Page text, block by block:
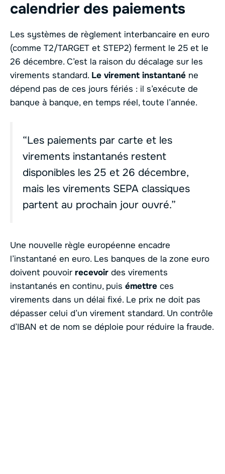
calendrier des paiements
Les systèmes de règlement interbancaire en euro
(comme T2/TARGET et STEP2) ferment le 25 et le
26 décembre. C’est la raison du décalage sur les
virements standard. Le virement instantané ne
dépend pas de ces jours fériés : il s’exécute de
banque à banque, en temps réel, toute l’année.
“Les paiements par carte et les
virements instantanés restent
disponibles les 25 et 26 décembre,
mais les virements SEPA classiques
partent au prochain jour ouvré.”
Une nouvelle règle européenne encadre
l’instantané en euro. Les banques de la zone euro
doivent pouvoir recevoir des virements
instantanés en continu, puis émettre ces
virements dans un délai fixé. Le prix ne doit pas
dépasser celui d’un virement standard. Un contrôle
d’IBAN et de nom se déploie pour réduire la fraude.